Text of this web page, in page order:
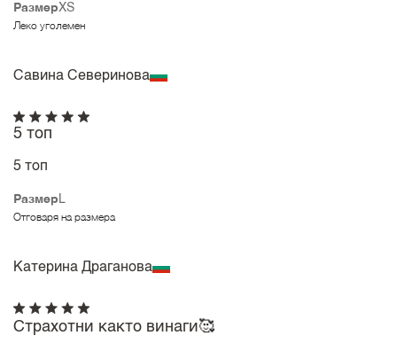
РазмерXS
Леко уголемен
Савина Северинова
Размер L
Отговаря на размера
5 топ
5 топ
Катерина Драганова
Страхотни както винаги🥰